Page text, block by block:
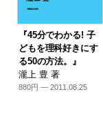
『45分でわかる! 子
どもを理科好きにす
る50の方法。』
瀧上 豊 著
880円 — 2011.08.25